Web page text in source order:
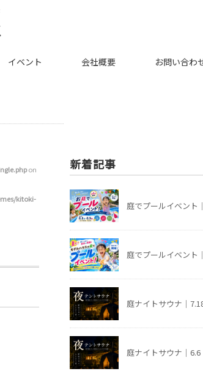
イベント 会社概要 お問い合わ
on
kitoki-
新着記事
庭でプールイベント
庭でプールイベント
庭ナイトサウナ｜
庭ナイトサウナ｜6.6